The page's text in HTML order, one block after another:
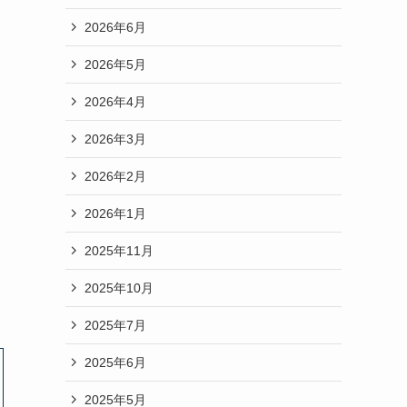
2026年6月
2026年5月
2026年4月
2026年3月
2026年2月
2026年1月
2025年11月
2025年10月
2025年7月
2025年6月
2025年5月